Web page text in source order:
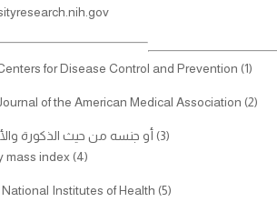
(1) the Centers for Disease Control and Prevention
(2) the Journal of the American Medical Association
(3) أو جنسه من حيث الذكورة والأنوثة.
(4) body mass index
(5) The National Institutes of Health